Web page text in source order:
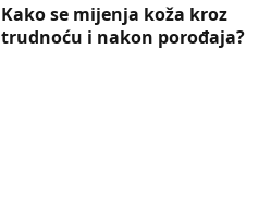
Kako se mijenja koža kroz
trudnoću i nakon porođaja?